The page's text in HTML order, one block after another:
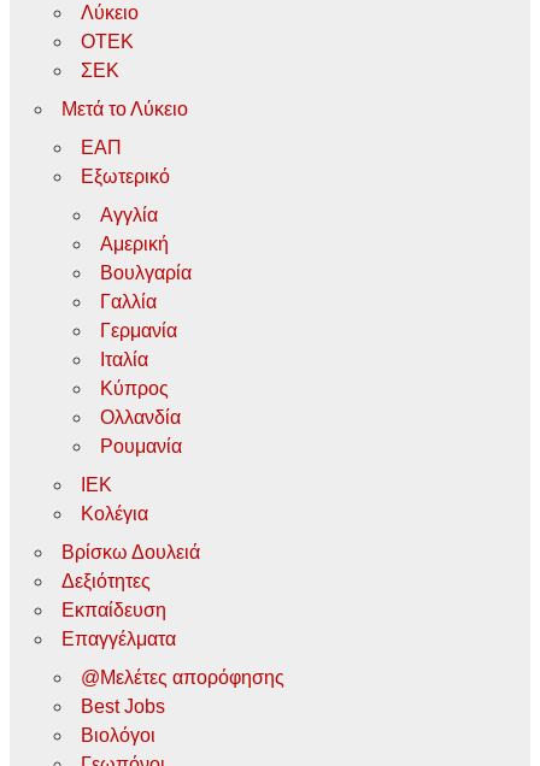
Λύκειο
ΟΤΕΚ
ΣΕΚ
Μετά το Λύκειο
ΕΑΠ
Εξωτερικό
Αγγλία
Αμερική
Βουλγαρία
Γαλλία
Γερμανία
Ιταλία
Κύπρος
Ολλανδία
Ρουμανία
ΙΕΚ
Κολέγια
Βρίσκω Δουλειά
Δεξιότητες
Εκπαίδευση
Επαγγέλματα
@Μελέτες απορόφησης
Best Jobs
Βιολόγοι